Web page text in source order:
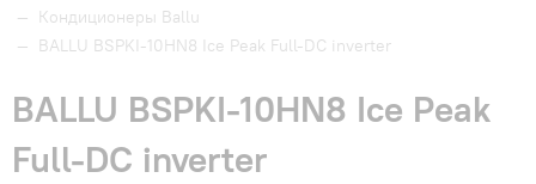
Доставка и оплата
Гарантия и сервис
— Кондиционеры Ballu
— BALLU BSPKI-10HN8 Ice Peak Full-DC inverter
BALLU BSPKI-10HN8 Ice Peak
Full-DC inverter